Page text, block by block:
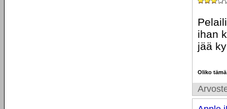
ihan
jää
Oliko